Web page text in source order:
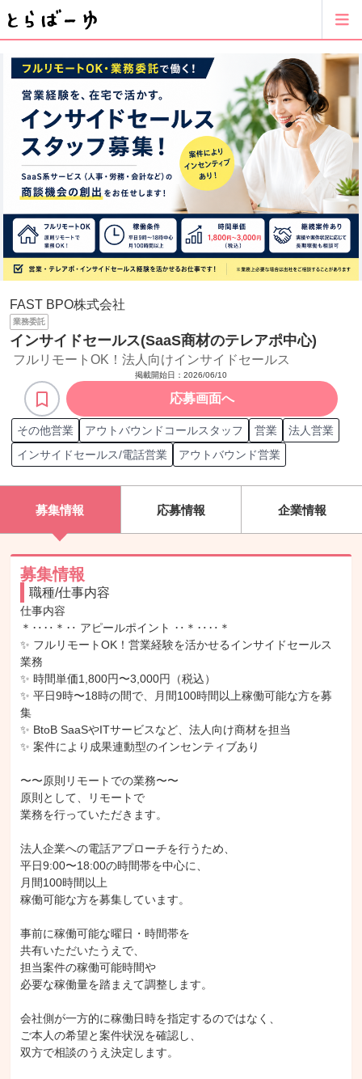
FAST BPO株式会社
業務委託
インサイドセールス(SaaS商材のテレアポ中心)
フルリモートOK！法人向けインサイドセールス
掲載開始日： 2026/06/10
応募画面へ
その他営業 アウトバウンドコールスタッフ 営業
法人営業
インサイドセールス/電話営業
アウトバウンド営業
募集情報 応募情報 企業情報
募集情報
職種/仕事内容
仕事内容
＊‥‥＊‥ アピールポイント ‥＊‥‥＊
✨ フルリモートOK！営業経験を活かせるインサイドセールス
業務
✨ 時間単価1,800円〜3,000円（税込）
✨ 平日9時〜18時の間で、月間100時間以上稼働可能な方を募
集
✨ BtoB SaaSやITサービスなど、法人向け商材を担当
✨ 案件により成果連動型のインセンティブあり
〜〜原則リモートでの業務〜〜
原則として、リモートで
業務を行っていただきます。
法人企業への電話アプローチを行うため、
平日9:00〜18:00の時間帯を中心に、
月間100時間以上
稼働可能な方を募集しています。
事前に稼働可能な曜日・時間帯を
共有いただいたうえで、
担当案件の稼働可能時間や
必要な稼働量を踏まえて調整します。
会社側が一方的に稼働日時を指定するのではなく、
ご本人の希望と案件状況を確認し、
双方で相談のうえ決定します。